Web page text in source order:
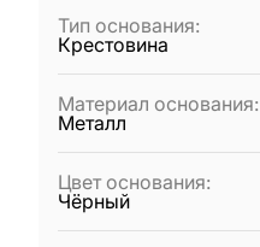
Тип основания:
Крестовина
Материал основания:
Металл
Цвет основания:
Чёрный